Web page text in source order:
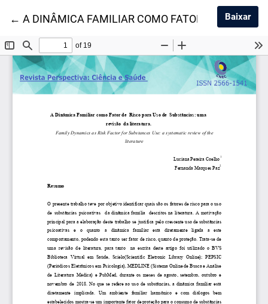
←Voltar aos Detalhes do Artigo
A DINÂMICA FAMILIAR COMO FATOR DE RISCO
Baixar